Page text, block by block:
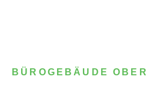
BÜROGEBÄUDE